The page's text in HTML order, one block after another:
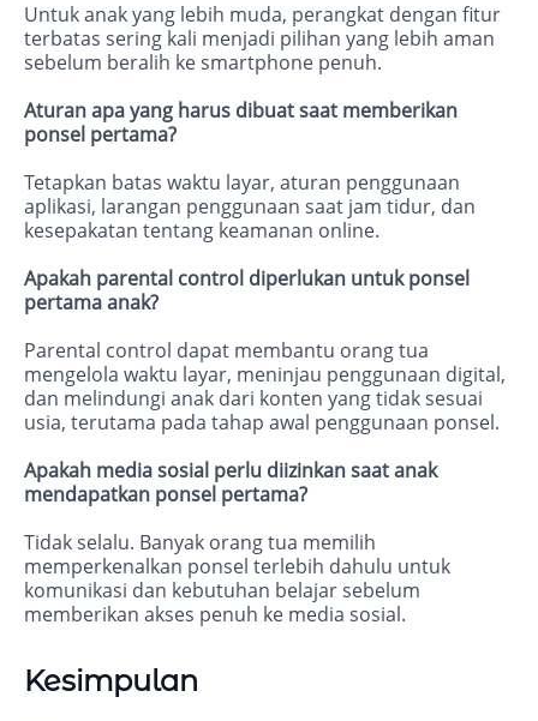
Untuk anak yang lebih muda, perangkat dengan fitur
terbatas sering kali menjadi pilihan yang lebih aman
sebelum beralih ke smartphone penuh.
Aturan apa yang harus dibuat saat memberikan
ponsel pertama?
Tetapkan batas waktu layar, aturan penggunaan
aplikasi, larangan penggunaan saat jam tidur, dan
kesepakatan tentang keamanan online.
Apakah parental control diperlukan untuk ponsel
pertama anak?
Parental control dapat membantu orang tua
mengelola waktu layar, meninjau penggunaan digital,
dan melindungi anak dari konten yang tidak sesuai
usia, terutama pada tahap awal penggunaan ponsel.
Apakah media sosial perlu diizinkan saat anak
mendapatkan ponsel pertama?
Tidak selalu. Banyak orang tua memilih
memperkenalkan ponsel terlebih dahulu untuk
komunikasi dan kebutuhan belajar sebelum
memberikan akses penuh ke media sosial.
Kesimpulan